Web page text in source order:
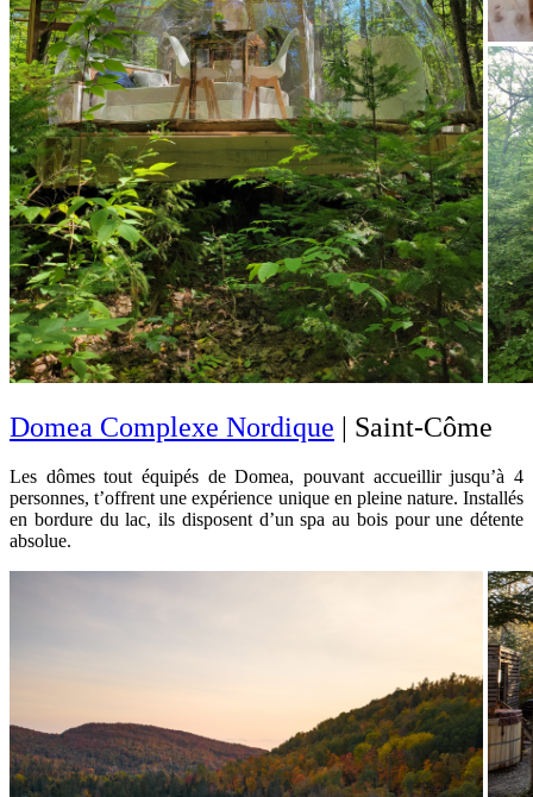
Domea Complexe Nordique | Saint-Côme
Les dômes tout équipés de Domea, pouvant accueillir jusqu’à 4
personnes, t’offrent une expérience unique en pleine nature. Installés
en bordure du lac, ils disposent d’un spa au bois pour une détente
absolue.